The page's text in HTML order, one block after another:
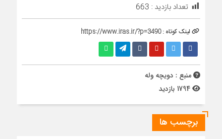
تعداد بازدید : 663
لینک کوتاه :https://www.iras.ir/?p=3490
منبع : دویچه وله
برچسب ها